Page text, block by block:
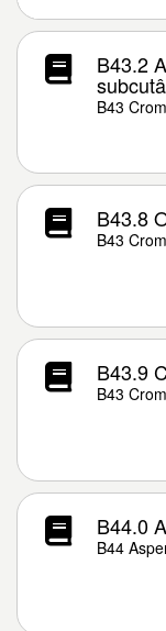
B43.2
B43
B43.8
B43
B43.9
B43
B44.0
B44